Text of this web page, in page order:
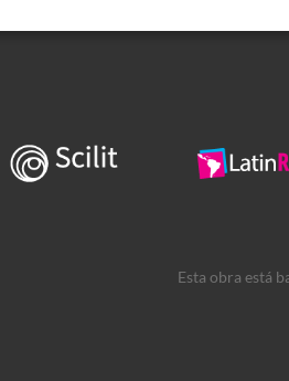
Esta obra está